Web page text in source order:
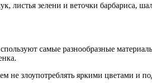
листья зелени и веточки барбариса,
самые разнообразные
не злоупотреблять яркими цветами и